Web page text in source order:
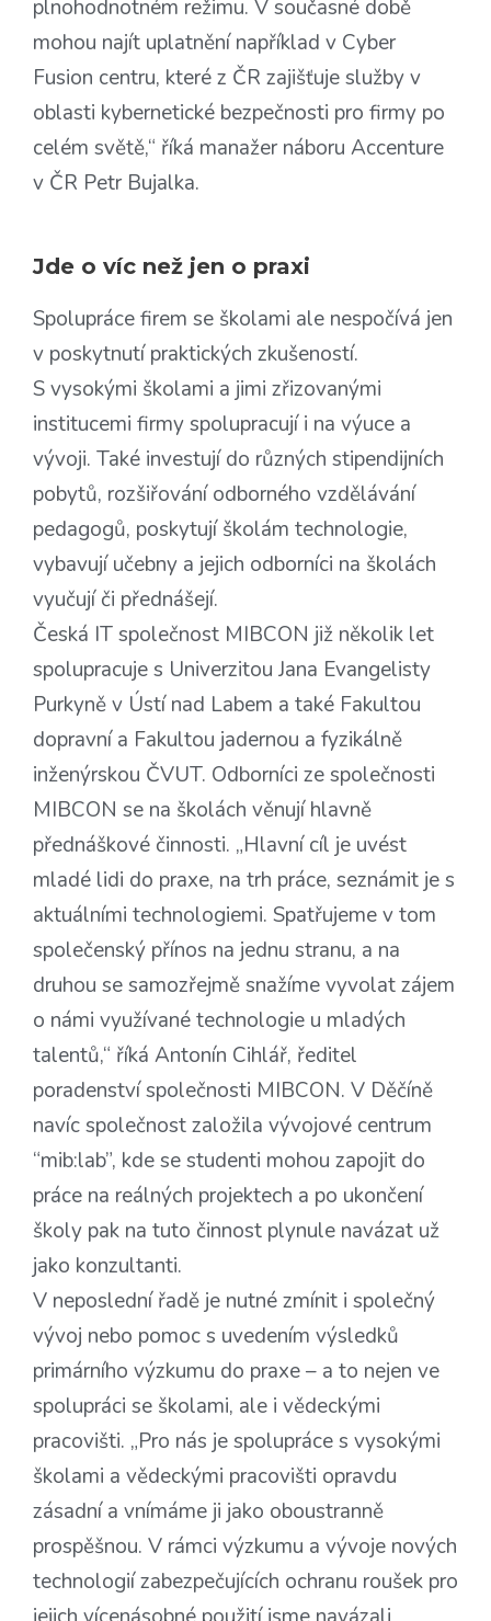
plnohodnotném režimu. V současné době
mohou najít uplatnění například v Cyber
Fusion centru, které z ČR zajišťuje služby v
oblasti kybernetické bezpečnosti pro firmy po
celém světě,“ říká manažer náboru Accenture
v ČR Petr Bujalka.
Jde o víc než jen o praxi
Spolupráce firem se školami ale nespočívá jen
v poskytnutí praktických zkušeností.
S vysokými školami a jimi zřizovanými
institucemi firmy spolupracují i na výuce a
vývoji. Také investují do různých stipendijních
pobytů, rozšiřování odborného vzdělávání
pedagogů, poskytují školám technologie,
vybavují učebny a jejich odborníci na školách
vyučují či přednášejí.
Česká IT společnost MIBCON již několik let
spolupracuje s Univerzitou Jana Evangelisty
Purkyně v Ústí nad Labem a také Fakultou
dopravní a Fakultou jadernou a fyzikálně
inženýrskou ČVUT. Odborníci ze společnosti
MIBCON se na školách věnují hlavně
přednáškové činnosti. „Hlavní cíl je uvést
mladé lidi do praxe, na trh práce, seznámit je s
aktuálními technologiemi. Spatřujeme v tom
společenský přínos na jednu stranu, a na
druhou se samozřejmě snažíme vyvolat zájem
o námi využívané technologie u mladých
talentů,“ říká Antonín Cihlář, ředitel
poradenství společnosti MIBCON. V Děčíně
navíc společnost založila vývojové centrum
“mib:lab”, kde se studenti mohou zapojit do
práce na reálných projektech a po ukončení
školy pak na tuto činnost plynule navázat už
jako konzultanti.
V neposlední řadě je nutné zmínit i společný
vývoj nebo pomoc s uvedením výsledků
primárního výzkumu do praxe – a to nejen ve
spolupráci se školami, ale i vědeckými
pracovišti. „Pro nás je spolupráce s vysokými
školami a vědeckými pracovišti opravdu
zásadní a vnímáme ji jako oboustranně
prospěšnou. V rámci výzkumu a vývoje nových
technologií zabezpečujících ochranu roušek pro